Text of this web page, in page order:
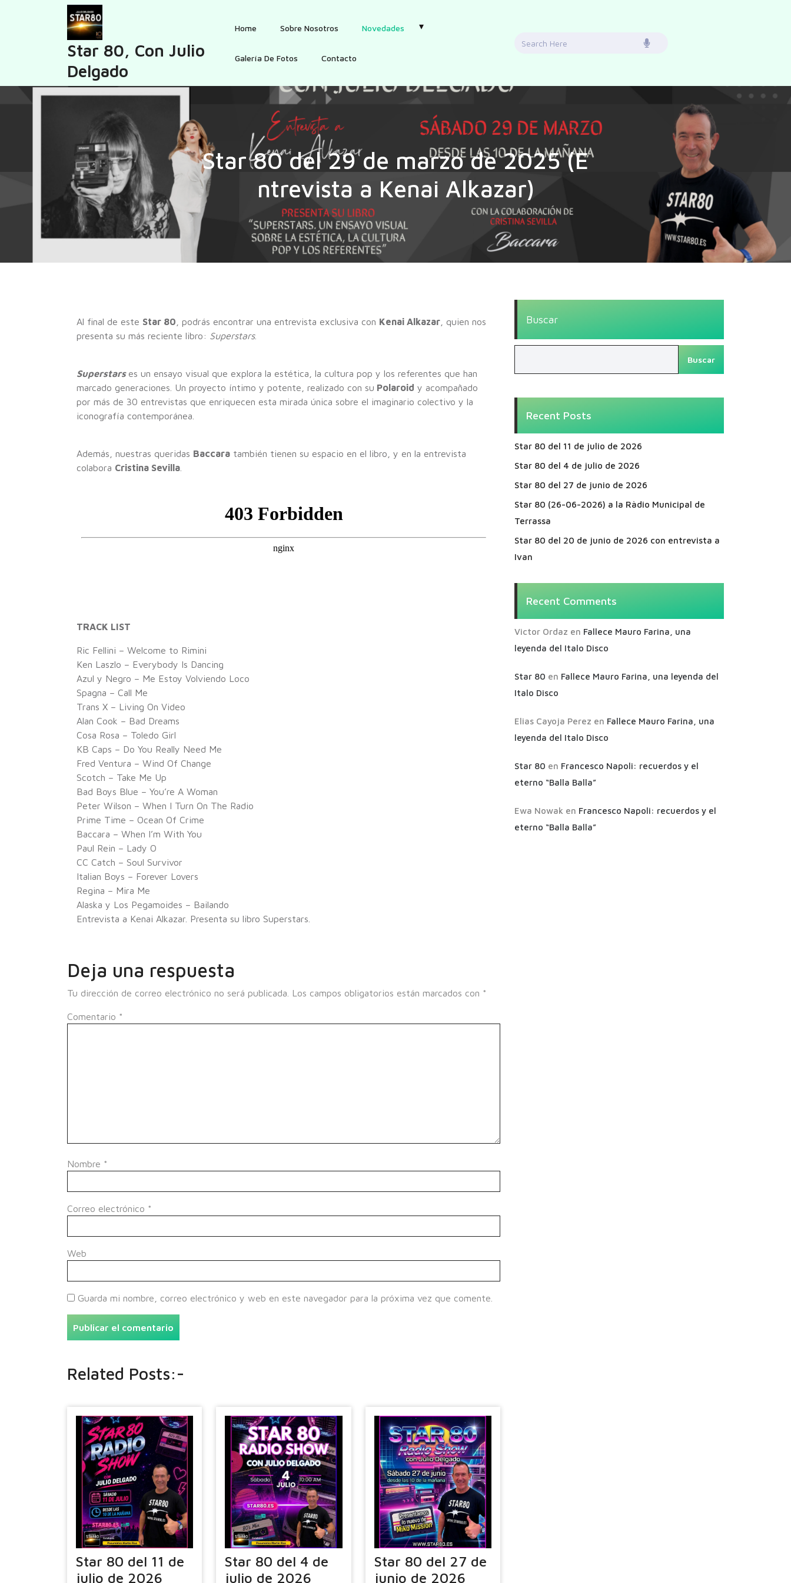
Star 80, Con Julio
Delgado
Home Sobre Nosotros Novedades
Galería De Fotos Contacto
Search
Star 80 del 29 de marzo de 2025 (E
ntrevista a Kenai Alkazar)
Al final de este Star 80 , podrás encontrar una entrevista exclusiva con Kenai Alkazar , quien nos
presenta su más reciente libro: Superstars.
Superstars es un ensayo visual que explora la estética, la cultura pop y los referentes que han
marcado generaciones. Un proyecto íntimo y potente, realizado con su Polaroid y acompañado
por más de 30 entrevistas que enriquecen esta mirada única sobre el imaginario colectivo y la
iconografía contemporánea.
Además, nuestras queridas Baccara también tienen su espacio en el libro, y en la entrevista
colabora Cristina Sevilla
TRACK LIST
Ric Fellini – Welcome to Rimini
Ken Laszlo – Everybody Is Dancing
Azul y Negro – Me Estoy Volviendo Loco
Spagna – Call Me
Trans X – Living On Video
Alan Cook – Bad Dreams
Cosa Rosa – Toledo Girl
KB Caps – Do You Really Need Me
Fred Ventura – Wind Of Change
Scotch – Take Me Up
Bad Boys Blue – You’re A Woman
Peter Wilson – When I Turn On The Radio
Prime Time – Ocean Of Crime
Baccara – When I’m With You
Paul Rein – Lady O
CC Catch – Soul Survivor
Italian Boys – Forever Lovers
Regina – Mira Me
Alaska y Los Pegamoides – Bailando
Entrevista a Kenai Alkazar. Presenta su libro Superstars.
Deja una respuesta
Tu dirección de correo electrónico no será publicada. Los campos obligatorios están marcados con *
Comentario *
Nombre *
Correo electrónico *
Web
Guarda mi nombre, correo electrónico y web en este navegador para la próxima vez que comente.
Related Posts:-
Star 80 del 11 de
julio de 2026
Star 80 del 4 de
julio de 2026
Star 80 del 27 de
junio de 2026
Buscar
Buscar
Recent Posts
Star 80 del 11 de julio de 2026
Star 80 del 4 de julio de 2026
Star 80 del 27 de junio de 2026
Star 80 (26-06-2026) a la Ràdio Municipal de
Terrassa
Star 80 del 20 de junio de 2026 con entrevista a
Ivan
Recent Comments
Victor Ordaz en Fallece Mauro Farina, una
leyenda del Italo Disco
Star 80 en Fallece Mauro Farina, una leyenda del
Italo Disco
Elias Cayoja Perez en Fallece Mauro Farina, una
leyenda del Italo Disco
Star 80 en Francesco Napoli: recuerdos y el
eterno “Balla Balla”
Ewa Nowak en Francesco Napoli: recuerdos y el
eterno “Balla Balla”